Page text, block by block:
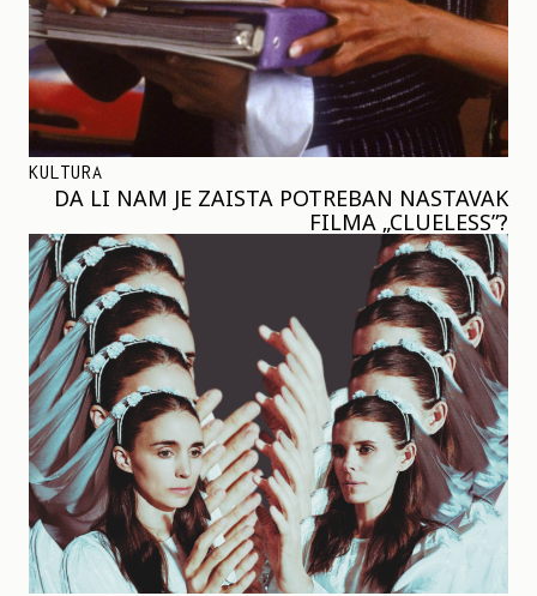
KULTURA
DA LI NAM JE ZAISTA POTREBAN NASTAVAK
FILMA „CLUELESS”?